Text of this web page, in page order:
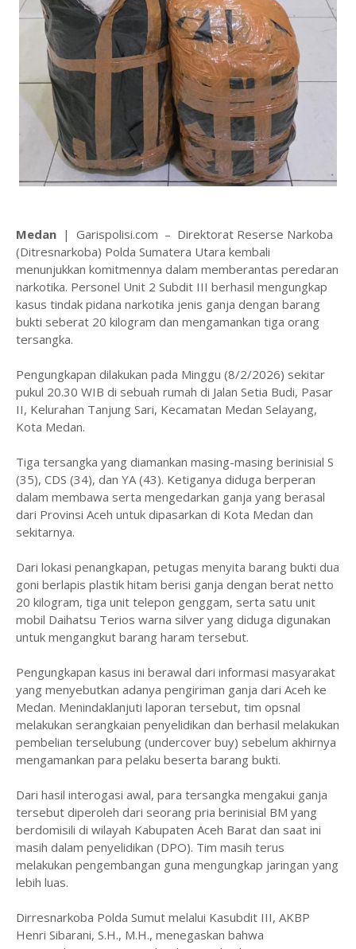
Medan | Garispolisi.com – Direktorat Reserse Narkoba
(Ditresnarkoba) Polda Sumatera Utara kembali
menunjukkan komitmennya dalam memberantas peredaran
narkotika. Personel Unit 2 Subdit III berhasil mengungkap
kasus tindak pidana narkotika jenis ganja dengan barang
bukti seberat 20 kilogram dan mengamankan tiga orang
tersangka.
Pengungkapan dilakukan pada Minggu (8/2/2026) sekitar
pukul 20.30 WIB di sebuah rumah di Jalan Setia Budi, Pasar
II, Kelurahan Tanjung Sari, Kecamatan Medan Selayang,
Kota Medan.
Tiga tersangka yang diamankan masing-masing berinisial S
(35), CDS (34), dan YA (43). Ketiganya diduga berperan
dalam membawa serta mengedarkan ganja yang berasal
dari Provinsi Aceh untuk dipasarkan di Kota Medan dan
sekitarnya.
Dari lokasi penangkapan, petugas menyita barang bukti dua
goni berlapis plastik hitam berisi ganja dengan berat netto
20 kilogram, tiga unit telepon genggam, serta satu unit
mobil Daihatsu Terios warna silver yang diduga digunakan
untuk mengangkut barang haram tersebut.
Pengungkapan kasus ini berawal dari informasi masyarakat
yang menyebutkan adanya pengiriman ganja dari Aceh ke
Medan. Menindaklanjuti laporan tersebut, tim opsnal
melakukan serangkaian penyelidikan dan berhasil melakukan
pembelian terselubung (undercover buy) sebelum akhirnya
mengamankan para pelaku beserta barang bukti.
Dari hasil interogasi awal, para tersangka mengakui ganja
tersebut diperoleh dari seorang pria berinisial BM yang
berdomisili di wilayah Kabupaten Aceh Barat dan saat ini
masih dalam penyelidikan (DPO). Tim masih terus
melakukan pengembangan guna mengungkap jaringan yang
lebih luas.
Dirresnarkoba Polda Sumut melalui Kasubdit III, AKBP
Henri Sibarani, S.H., M.H., menegaskan bahwa